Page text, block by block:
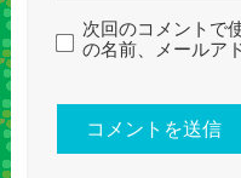
次回のコメントで
の名前、メールア